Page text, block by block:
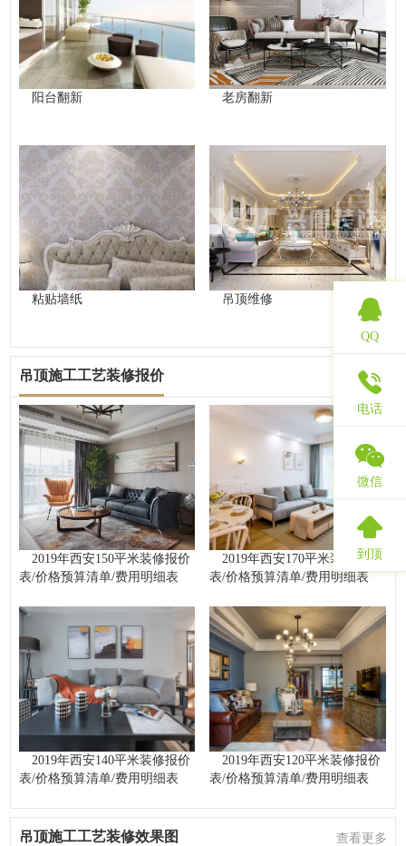
阳台翻新 老房翻新
粘贴墙纸 吊顶维修
吊顶施工工艺装修报价 查看更多
2019年西安150平米装修报价
表/价格预算清单/费用明细表
2019年西安170平米装修报价
表/价格预算清单/费用明细表
2019年西安140平米装修报价
表/价格预算清单/费用明细表
2019年西安120平米装修报价
表/价格预算清单/费用明细表
吊顶施工工艺装修效果图 查看更多
QQ
电话
微信
到顶